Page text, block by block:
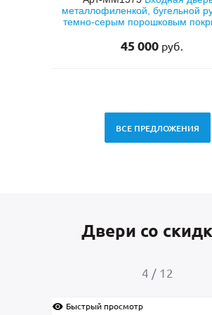
двух сторон и
ВСЕ ПРЕДЛОЖЕНИЯ
Двери со
4 / 12
Быстрый просмотр